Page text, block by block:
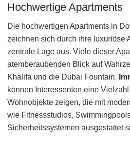
Hochwertige Apartments
Die hochwertigen Apartments in
zeichnen sich durch ihre luxuriöse
zentrale Lage aus. Viele dieser
atemberaubenden Blick auf
Khalifa und die Dubai Fountain.
können Interessenten eine
Wohnobjekte zeigen, die mit
wie Fitnessstudios,
Sicherheitssystemen ausgestattet